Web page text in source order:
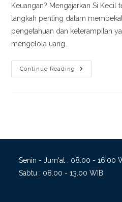
Keuangan? Mengajarkan Si Kecil
langkah penting dalam
pengetahuan dan keterampilan
mengelola uang…
Continue Reading
Mengajari
Si
Senin - Jum'at : 08.00 - 16.00
Sabtu : 08.00 - 13.00 WIB